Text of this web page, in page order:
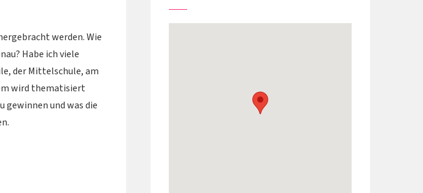
werden. Wie
Habe ich viele
der Mittelschule, am
wird thematisiert
gewinnen und was die